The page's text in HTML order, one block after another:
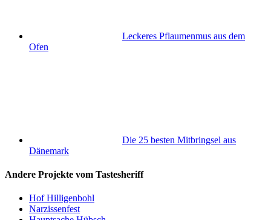
Leckeres Pflaumenmus aus dem
Ofen
Die 25 besten Mitbringsel aus
Dänemark
Andere Projekte vom Tastesheriff
Hof Hilligenbohl
Narzissenfest